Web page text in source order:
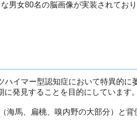
男女80名の脳画像が実装されてお
イマー型認知症において特異的に
発見することを目的にしています。
馬、扁桃、嗅内野の大部分）と背